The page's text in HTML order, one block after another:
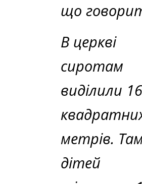
що
В церкві
сиротам
виділили 16
метрів.
дітей